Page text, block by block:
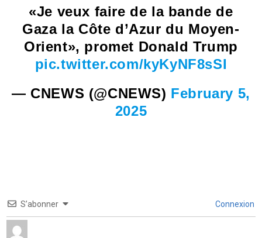
«Je veux faire de la bande de
Gaza la Côte d’Azur du Moyen-
Orient», promet Donald Trump
pic.twitter.com/kyKyNF8sSI
— CNEWS (@CNEWS) February 5,
2025
S’abonner Connexion